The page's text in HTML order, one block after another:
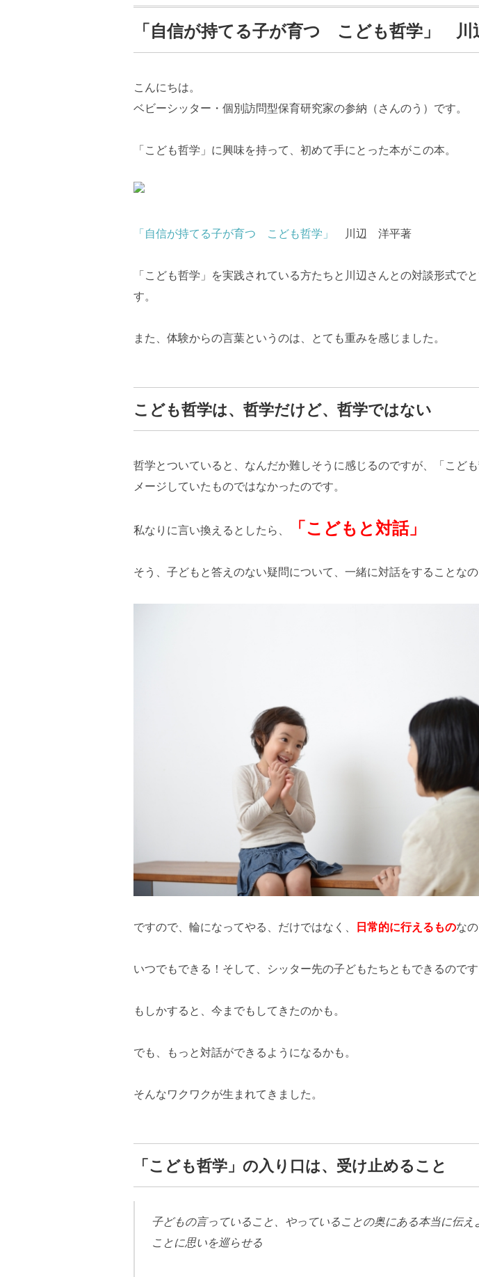
「自信が持てる子が育つ こども哲学」
こんにちは。
ベビーシッター・個別訪問型保育研究家の参納（さんのう）です。
「こども哲学」に興味を持って、初めて手にとった本がこの本。
「自信が持てる子が育つ こども哲学」 川辺 洋平著
「こども哲学」を実践されている方たちと川辺さんとの対談形式で
す。
また、体験からの言葉というのは、とても重みを感じました。
こども哲学は、哲学だけど、哲学ではない
哲学とついていると、なんだか難しそうに感じるのですが、「こど
メージしていたものではなかったのです。
私なりに言い換えるとしたら、 「こどもと対話」
そう、子どもと答えのない疑問について、一緒に対話をすることなの
ですので、輪になってやる、だけではなく、 日常的に行えるものなの
いつでもできる！そして、シッター先の子どもたちともできるのです
もしかすると、今までもしてきたのかも。
でも、もっと対話ができるようになるかも。
そんなワクワクが生まれてきました。
「こども哲学」の入り口は、受け止めること
子どもの言っていること、やっていることの奥にある本当に伝え
ことに思いを巡らせる